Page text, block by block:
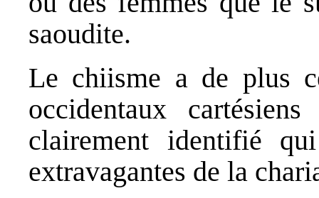
saoudite.
Le chiisme a de plus
occidentaux
clairement identifié
extravagantes de la